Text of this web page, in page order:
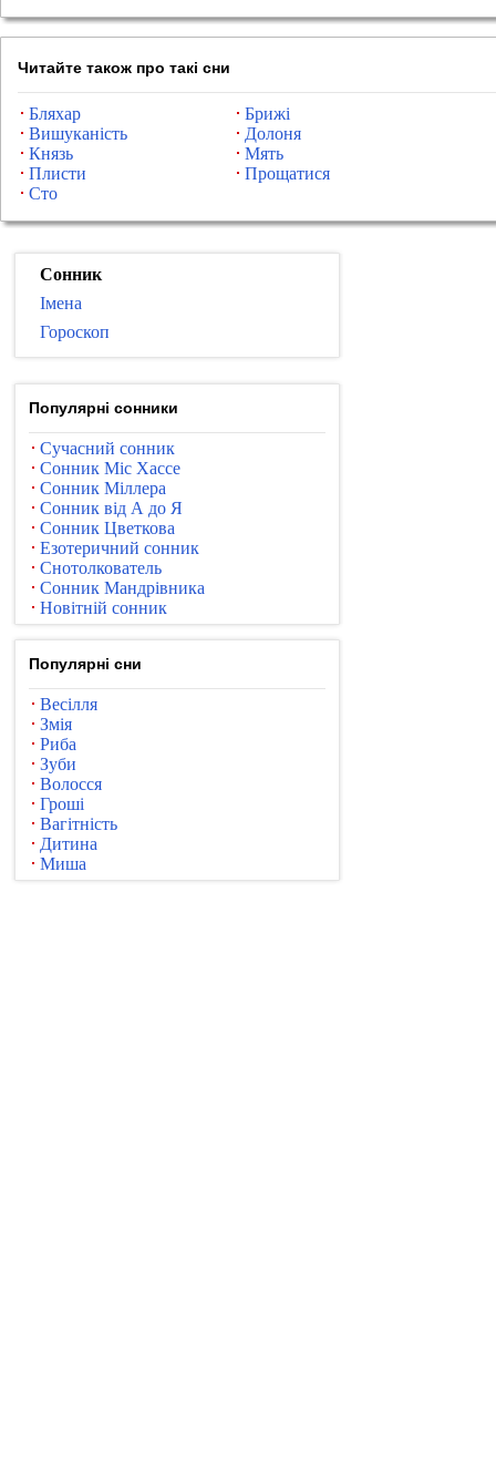
Читайте також про такі сни
Бляхар
Брижі
Вишуканість
Долоня
Князь
Мять
Плисти
Прощатися
Сто
Сонник
Імена
Гороскоп
Популярні сонники
Сучасний сонник
Сонник Міс Хассе
Сонник Міллера
Сонник від А до Я
Сонник Цветкова
Езотеричний сонник
Снотолкователь
Сонник Мандрівника
Новітній сонник
Популярні сни
Весілля
Змія
Риба
Зуби
Волосся
Гроші
Вагітність
Дитина
Миша